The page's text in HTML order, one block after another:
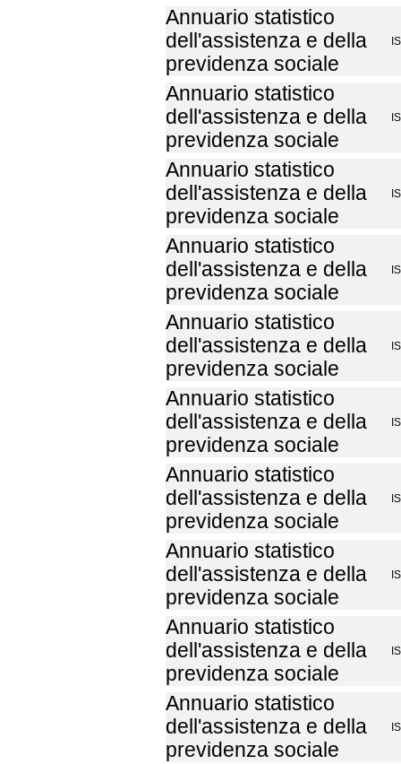
Annuario statistico
dell'assistenza e della
previdenza sociale
Annuario statistico
dell'assistenza e della
previdenza sociale
Annuario statistico
dell'assistenza e della
previdenza sociale
Annuario statistico
dell'assistenza e della
previdenza sociale
Annuario statistico
dell'assistenza e della
previdenza sociale
Annuario statistico
dell'assistenza e della
previdenza sociale
Annuario statistico
dell'assistenza e della
previdenza sociale
Annuario statistico
dell'assistenza e della
previdenza sociale
Annuario statistico
dell'assistenza e della
previdenza sociale
Annuario statistico
dell'assistenza e della
previdenza sociale